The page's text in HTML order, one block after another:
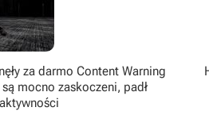
za darmo Content Warning
mocno zaskoczeni, padł